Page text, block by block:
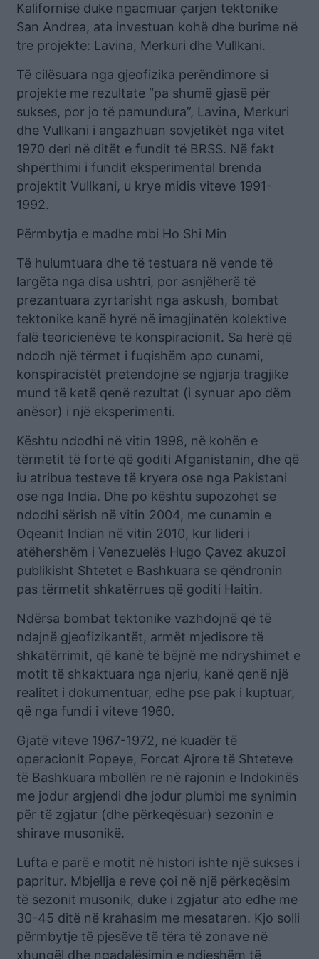
Kalifornisë duke ngacmuar çarjen tektonike
San Andrea, ata investuan kohë dhe burime në
tre projekte: Lavina, Merkuri dhe Vullkani.
Të cilësuara nga gjeofizika perëndimore si
projekte me rezultate “pa shumë gjasë për
sukses, por jo të pamundura”, Lavina, Merkuri
dhe Vullkani i angazhuan sovjetikët nga vitet
1970 deri në ditët e fundit të BRSS. Në fakt
shpërthimi i fundit eksperimental brenda
projektit Vullkani, u krye midis viteve 1991-
1992.
Përmbytja e madhe mbi Ho Shi Min
Të hulumtuara dhe të testuara në vende të
largëta nga disa ushtri, por asnjëherë të
prezantuara zyrtarisht nga askush, bombat
tektonike kanë hyrë në imagjinatën kolektive
falë teoricienëve të konspiracionit. Sa herë që
ndodh një tërmet i fuqishëm apo cunami,
konspiracistët pretendojnë se ngjarja tragjike
mund të ketë qenë rezultat (i synuar apo dëm
anësor) i një eksperimenti.
Kështu ndodhi në vitin 1998, në kohën e
tërmetit të fortë që goditi Afganistanin, dhe që
iu atribua testeve të kryera ose nga Pakistani
ose nga India. Dhe po kështu supozohet se
ndodhi sërish në vitin 2004, me cunamin e
Oqeanit Indian në vitin 2010, kur lideri i
atëhershëm i Venezuelës Hugo Çavez akuzoi
publikisht Shtetet e Bashkuara se qëndronin
pas tërmetit shkatërrues që goditi Haitin.
Ndërsa bombat tektonike vazhdojnë që të
ndajnë gjeofizikantët, armët mjedisore të
shkatërrimit, që kanë të bëjnë me ndryshimet e
motit të shkaktuara nga njeriu, kanë qenë një
realitet i dokumentuar, edhe pse pak i kuptuar,
që nga fundi i viteve 1960.
Gjatë viteve 1967-1972, në kuadër të
operacionit Popeye, Forcat Ajrore të Shteteve
të Bashkuara mbollën re në rajonin e Indokinës
me jodur argjendi dhe jodur plumbi me synimin
për të zgjatur (dhe përkeqësuar) sezonin e
shirave musonikë.
Lufta e parë e motit në histori ishte një sukses i
papritur. Mbjellja e reve çoi në një përkeqësim
të sezonit musonik, duke i zgjatur ato edhe me
30-45 ditë në krahasim me mesataren. Kjo solli
përmbytje të pjesëve të tëra të zonave në
xhungël dhe ngadalësimin e ndjeshëm të